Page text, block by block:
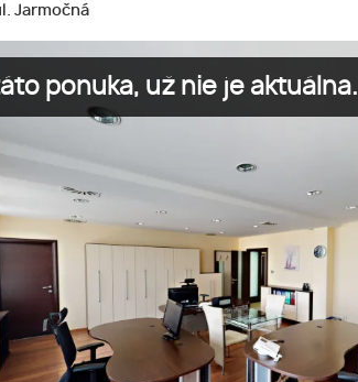
Jarmočná
ponuka, už nie je aktuálna.